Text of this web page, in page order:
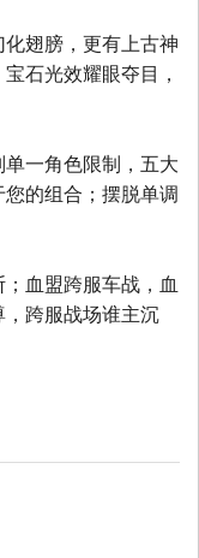
翅膀，更有上古神
石光效耀眼夺目，
一角色限制，五大
的组合；摆脱单调
血盟跨服车战，血
跨服战场谁主沉